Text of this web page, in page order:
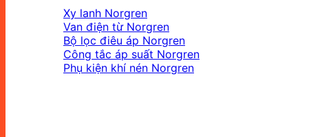
Xy lanh Norgren
Van điện từ Norgren
Bộ lọc điêu áp Norgren
Công tắc áp suất Norgren
Phụ kiện khí nén Norgren